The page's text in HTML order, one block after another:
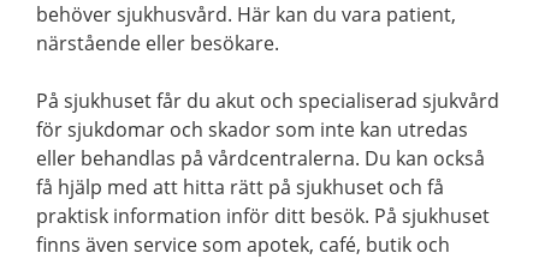
behöver sjukhusvård. Här kan du vara patient,
närstående eller besökare.
På sjukhuset får du akut och specialiserad sjukvård
för sjukdomar och skador som inte kan utredas
eller behandlas på vårdcentralerna. Du kan också
få hjälp med att hitta rätt på sjukhuset och få
praktisk information inför ditt besök. På sjukhuset
finns även service som apotek, café, butik och